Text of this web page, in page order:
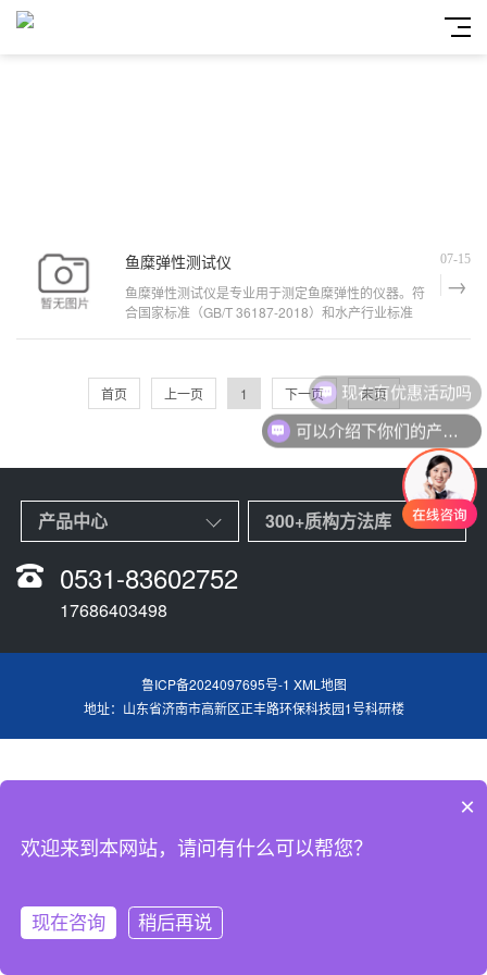
鱼糜弹性测试仪 07-15
鱼糜弹性测试仪是专业用于测定鱼糜弹性的仪器。符
合国家标准（GB/T 36187-2018）和水产行业标准
首页 上一页 1 下一页 末页
产品中心 300+质构方法库
0531-83602752
17686403498
鲁ICP备2024097695号-1 XML地图
地址：山东省济南市高新区正丰路环保科技园1号科研楼
现在有优惠活动吗
×
欢迎来到本网站，请问有什么可以帮您？
现在咨询 稍后再说